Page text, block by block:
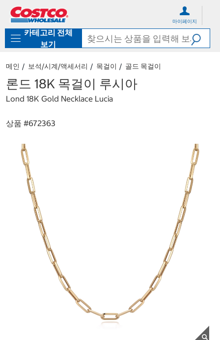
로
기
가
마이페이지
카테고리 전체
보기
메인 보석/시계/액세서리 목걸이 골드 목걸이
론드 18K 목걸이 루시아
Lond 18K Gold Necklace Lucia
상품 #672363